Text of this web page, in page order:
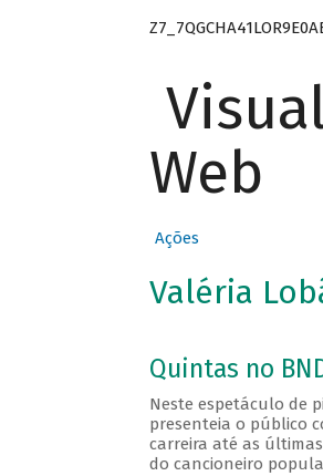
Web
Ações
Valéria
Quintas no
Neste espetáculo de
presenteia o público
carreira até as
do cancioneiro